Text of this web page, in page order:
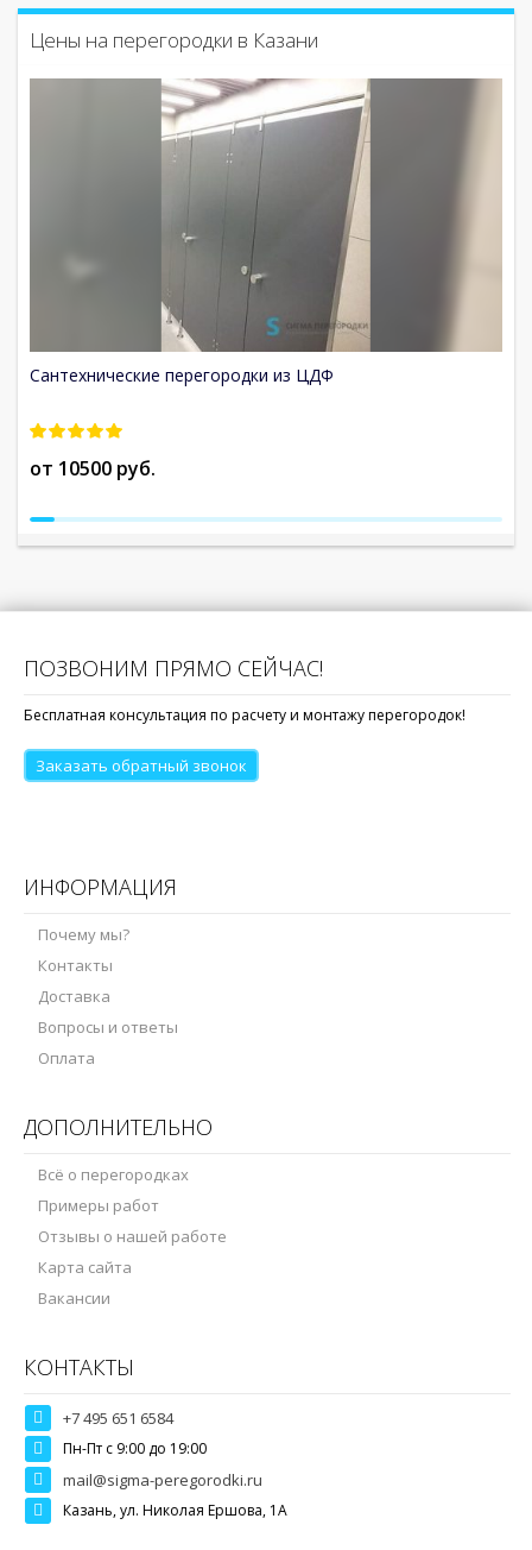
Цены на перегородки в Казани
Сантехнические перегородки из ЦДФ
от 10500 руб.
ПОЗВОНИМ ПРЯМО СЕЙЧАС!
Бесплатная консультация по расчету и монтажу перегородок!
Заказать обратный звонок
ИНФОРМАЦИЯ
Почему мы?
Контакты
Доставка
Вопросы и ответы
Оплата
ДОПОЛНИТЕЛЬНО
Всё о перегородках
Примеры работ
Отзывы о нашей работе
Карта сайта
Вакансии
КОНТАКТЫ
+7 495 651 6584
Пн-Пт c 9:00 до 19:00
mail@sigma-peregorodki.ru
Казань, ул. Николая Ершова, 1А